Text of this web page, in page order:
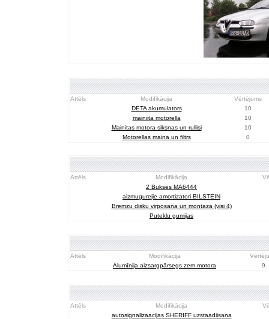
Attēls Modifikācija
Vērtējums
DETA akumulators
10
mainiita motorella
10
Mainitas motora siksnas un rullisi
10
Motorellas maina un filtrs
0
Attēls Modifikācija
2 Bukses MA6444
aizmugurejie amortizatori BILSTEIN
Bremzu disku virposana un montaza (visi 4)
Puteklu gumijas
Attēls Modifikācija
Alumīnija aizsargpārsegs zem motora
9
Attēls Modifikācija
autosignalizaacijas SHERIFF uzstaadiisana